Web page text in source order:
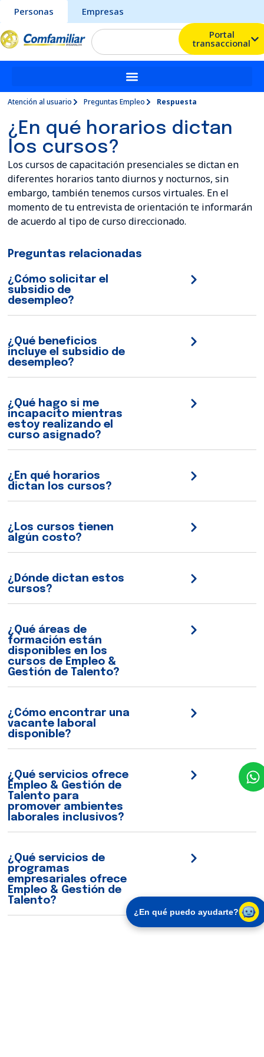
Personas
Empresas
Portal
transaccional
Atención al usuario Preguntas Empleo Respuesta
¿En qué horarios dictan
los cursos?
Los cursos de capacitación presenciales se dictan en
diferentes horarios tanto diurnos y nocturnos, sin
embargo, también tenemos cursos virtuales. En el
momento de tu entrevista de orientación te informarán
de acuerdo al tipo de curso direccionado.
Preguntas relacionadas
¿Cómo solicitar el
subsidio de
desempleo?
¿Qué beneficios
incluye el subsidio de
desempleo?
¿Qué hago si me
incapacito mientras
estoy realizando el
curso asignado?
¿En qué horarios
dictan los cursos?
¿Los cursos tienen
algún costo?
¿Dónde dictan estos
cursos?
¿Qué áreas de
formación están
disponibles en los
cursos de Empleo &
Gestión de Talento?
¿Cómo encontrar una
vacante laboral
disponible?
¿Qué servicios ofrece
Empleo & Gestión de
Talento para
promover ambientes
laborales inclusivos?
¿Qué servicios de
programas
empresariales ofrece
Empleo & Gestión de
Talento?
¿En qué puedo ayudarte?